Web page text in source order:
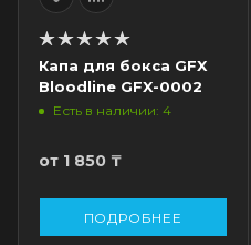
Капа для бокса GFX
Bloodline GFX-0002
Есть в наличии: 4
от 1 850 ₸
ПОДРОБНЕЕ